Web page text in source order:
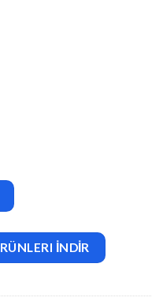
WordPress Theme adet
İNDİR